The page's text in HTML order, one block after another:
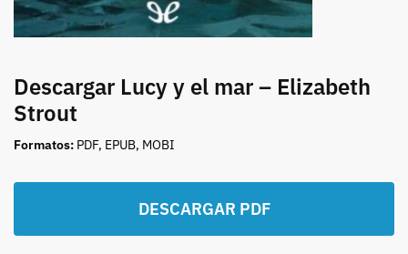
Descargar Lucy y el mar – Elizabeth
Strout
Formatos: PDF, EPUB, MOBI
DESCARGAR PDF